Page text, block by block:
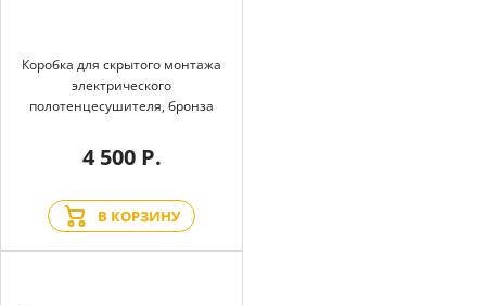
Коробка для скрытого монтажа
электрического
полотенцесушителя, бронза
4 500 Р.
В КОРЗИНУ